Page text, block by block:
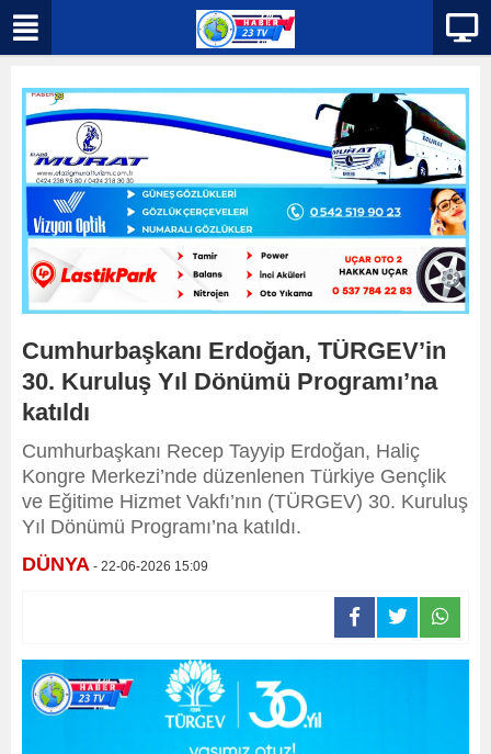
Cumhurbaşkanı Erdoğan, TÜRGEV’in
30. Kuruluş Yıl Dönümü Programı’na
katıldı
Cumhurbaşkanı Recep Tayyip Erdoğan, Haliç
Kongre Merkezi’nde düzenlenen Türkiye Gençlik
ve Eğitime Hizmet Vakfı’nın (TÜRGEV) 30. Kuruluş
Yıl Dönümü Programı’na katıldı.
DÜNYA - 22-06-2026 15:09